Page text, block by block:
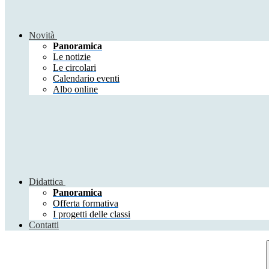
Novità
Panoramica
Le notizie
Le circolari
Calendario eventi
Albo online
Didattica
Panoramica
Offerta formativa
I progetti delle classi
Contatti